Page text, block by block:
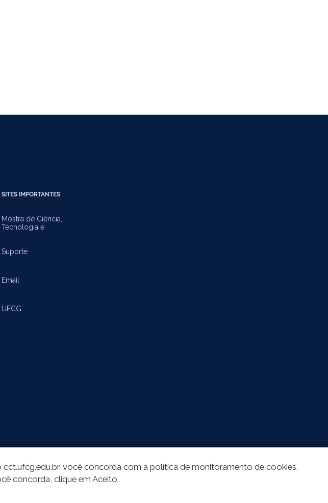
SITES IMPORTANTES
Mostra de Ciência,
Tecnologia e
Suporte
Email
UFCG
você concorda com a política de monitoramento de cookies.
concorda, clique em Aceito.